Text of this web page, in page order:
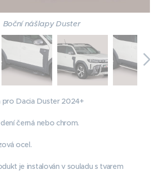
Boční nášlapy Duster
Dacia Duster 2024+
černá nebo chrom.
ocel.
je instalován v souladu s tvarem